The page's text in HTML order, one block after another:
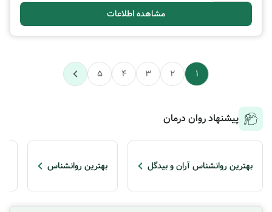
مشاهده اطلاعات
1
2
3
4
5
پیشنهاد روان درمان
بهترین روانشناس آران و بیدگل بهترین روانشناس